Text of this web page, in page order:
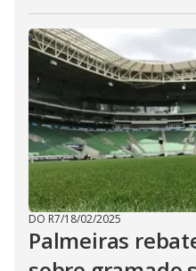
DO R7/18/02/2025
Palmeiras